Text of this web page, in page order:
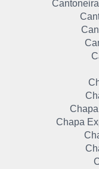
Chapa